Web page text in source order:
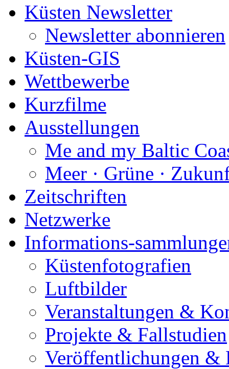
Küsten Newsletter
Newsletter abonnieren
Küsten-GIS
Wettbewerbe
Kurzfilme
Ausstellungen
Me and my Baltic
Meer · Grüne ·
Zeitschriften
Netzwerke
Informations-
Küstenfotografien
Luftbilder
Veranstaltungen &
Projekte & Fallstudien
Veröffentlichungen &